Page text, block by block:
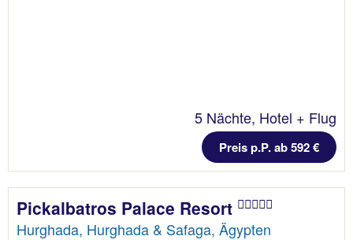
5 Nächte, Hotel + Flug
Preis p.P. ab 592 €
Pickalbatros Palace Resort
Hurghada, Hurghada & Safaga, Ägypten